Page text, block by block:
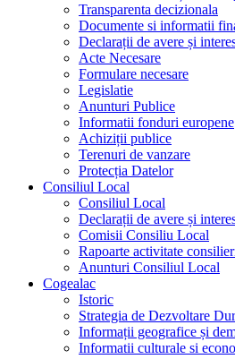
Transparenta decizionala
Documente si informatii
Declarații de avere și
Acte Necesare
Formulare necesare
Legislatie
Anunturi Publice
Informatii fonduri europene
Achiziții publice
Terenuri de vanzare
Protecția Datelor
Consiliul Local
Consiliul Local
Declarații de avere și
Comisii Consiliu Local
Rapoarte activitate
Anunturi Consiliul Local
Cogealac
Istoric
Strategia de Dezvoltare
Informații geografice și
Informatii culturale si